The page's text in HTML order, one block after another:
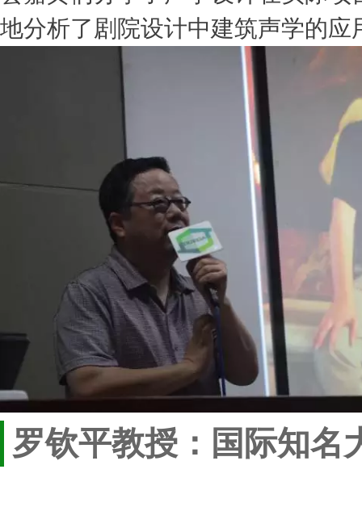
地分析了剧院设计中建筑声学的应
罗钦平教授：国际知名